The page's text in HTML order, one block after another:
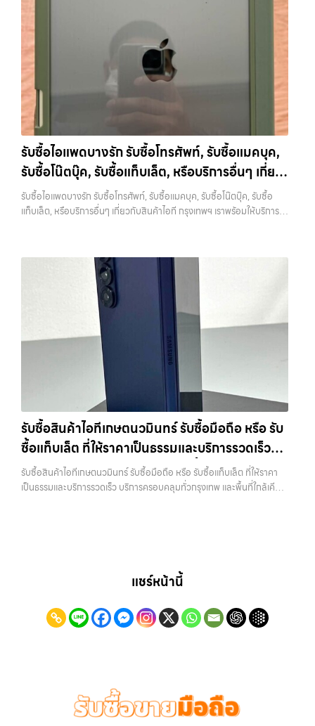
วังหินไม่ว่าคุณจะต้องการ รับซื้อโทรศัพท์, รับซื้อแมคบุค, รับซื้อโน๊ตบุ๊ค, รับ
ซื้อแท็บเล็ต, หรือบริการอื่นๆ เกี่ยวกับสินค้าไอที กรุงเทพฯ – เราพร้อมให้
บริการครบวงจร บริการของเรา เราให้บริการแบบครบวงจรสำหรับลูกค้าที่
ต้องการขายอุปกรณ์ไอที ไม่ว่าจะเป็น:…
เครื่อง ฟรี ปราบปรามความยุ่งยากทั้งหลาย โดยเน้น โปร่งใส มั่นใจได้ และ
จ่ายเงินทันทีเมื่อตกลงซื้อขายสำเร็จ บริการของเราครอบคลุมทั้ง iPhone
สายใหม่-เก่า, Samsung ทุกรุ่น, iPad และแท็บเล็ตทุกแบรนด์ เรารับถึงแม้
จะอยู่ในสภาพใช้งานแล้ว ตกแต่งแล้ว หรือมีรอยบ้าง เพราะมูลค่าของเครื่อง
ไม่ได้ขึ้นอยู่แค่ยี่ห้อ แต่ขึ้นอยู่กับสภาพจริง ความครบชุด และความสะดวกใน
การขายของคุณ เราจึงตั้งใจให้บริการในเขต ลาดพร้าว, รัชดา, บางรัก,
แจ้งวัฒนะ, บางแค, วัชรพล, รามอินทรา, บางนา, บางพลี, เกษตรนวมินทร์,
เสนานิคม, วังหิน อย่างเต็มที่ ไม่ว่าคุณจะค้นหาคำว่า “รับซื้อมือถือใกล้ฉัน”,
“รับซื้อโทรศัพท์มือสองกรุงเทพ”, “ขาย iPad ได้ราคา”, “รับซื้อแท็บเล็ต
กรุงเทพถึงที่”, หรือ “รับซื้อ Samsung มือสอง ราคาสูง” — ที่นี่คือคำตอบ
เพราะบริการของเรามุ่งตรงให้คุณได้รับราคาและความสะดวกสบายที่เหนือ
กว่า เลือกเราแล้วคุณจะได้บริการที่คุณไว้วางใจ พร้อมทีมงานที่พร้อม
อำนวยความสะดวก นัดรับถึงที่ ตรวจสภาพอย่างมืออาชีพ และจ่ายเงินทันที
ทั้งหมดนี้เพื่อให้การขายอุปกรณ์ของคุณเป็นเรื่องง่ายขึ้น ดีกว่า รวดเร็วกว่า
และคุ้มค่ากว่า ทำไมต้องเลือกเรา ผู้เชี่ยวชาญด้านการให้บริการ รับซื้อมือถือ
วัชรพล, รามอินทรา, รวมถึง บางนา, บางพลี, เกษตรนวมินทร์, เสนานิคม,
วังหินไม่ว่าคุณจะต้องการ รับซื้อโทรศัพท์, รับซื้อแมคบุค, รับซื้อโน๊ตบุ๊ค, รับ
ซื้อแท็บเล็ต, หรือบริการอื่นๆ เกี่ยวกับสินค้าไอที กรุงเทพฯ – เราพร้อมให้
บริการครบวงจร บริการของเรา เราให้บริการแบบครบวงจรสำหรับลูกค้าที่
ต้องการขายอุปกรณ์ไอที ไม่ว่าจะเป็น:…
ซื้อมือถือ หรือ รับซื้อแท็บเล็ต บริการครอบคลุมทั่วกรุงเทพ และพื้นที่ใกล้
เคียง รับซื้อสินค้าไอทีกรุงเทพ เรามีบริการ รับซื้อแมคบุค,รับซื้อโน๊ตบุ๊ค,รับ
ซื้อไอโฟน, รับซื้อไอแพด, รับซื้อมือถือ หรือ รับซื้อแท็บเล็ต… รับซื้อสินค้า
ไอทีกรุงเทพ ขายอุปกรณ์ไอทีแล้วอยากได้เงินด่วน? ติดต่อเราเลย! การันตี
ราคาดี รับเงินทันใจ ประสบการณ์เหนือระดับกับการ รับซื้อไอโฟน, รับซื้อไอ
แพด, รับซื้อมือถือ ยินดีต้อนรับสู่ “รับซื้อขายมือถือ.com” เว็บไซต์ที่คุณไว้
วางใจได้ สำหรับบริการ รับซื้อ มือถือ iPhone, Samsung, iPad, แท็บเล็ต
ทุกยี่ห้อ ให้ราคาสูง พร้อมจ่ายเงินทันที ครอบคลุมพื้นที่ ลาดพร้าว, รัชดา,
บางรัก, แจ้งวัฒนะ, บางแค, วัชรพล, รามอินทรา และเขตกรุงเทพฯ ใกล้ “ใกล้
ฉัน” ที่สุด ในยุคที่สมาร์ทโฟน แท็บเล็ต และอุปกรณ์ไอทีใหม่ๆ เปลี่ยนรุ่นกัน
แทบทุกช่วงเวลา อุปกรณ์ที่คุณใช้แล้วอาจกลายเป็นของที่ไม่ได้ใช้งานอยู่
เฉยๆ เว็บไซต์ของเราจึงเกิดขึ้นเพื่อเป็นทางเลือกให้คุณสามารถเปลี่ยน
ซื้อไอแพด, รับซื้อมือถือ, รับซื้อโทรศัพท์, รับซื้อโน๊ตบุ๊ค, รับซื้อแท็บเล็ต, รับ
ซื้อสินค้าไอทีกรุงเทพมหานคร อย่างครบวงจร ไม่ว่าคุณจะอยู่โซนเมืองหรือ
แต่ละชิ้นไม่ใช่แค่เครื่องใช้ไฟฟ้า แต่เป็นทรัพย์สินที่มีมูลค่า คุณอาจต้องการ
เปลี่ยนรุ่น หรือต้องการเงินด่วน เราจึงมอบบริการประเมินสภาพเครื่อง ฟรี
ปราบปรามความยุ่งยากทั้งหลาย โดยเน้น โปร่งใส มั่นใจได้ และจ่ายเงินทันที
เมื่อตกลงซื้อขายสำเร็จ บริการของเราครอบคลุมทั้ง iPhone สายใหม่-เก่า,
Samsung ทุกรุ่น, iPad และแท็บเล็ตทุกแบรนด์ เรารับถึงแม้จะอยู่ในสภาพ
ใช้งานแล้ว ตกแต่งแล้ว หรือมีรอยบ้าง เพราะมูลค่าของเครื่องไม่ได้ขึ้นอยู่แค่
ยี่ห้อ แต่ขึ้นอยู่กับสภาพจริง ความครบชุด และความสะดวกในการขายของ
คุณ เราจึงตั้งใจให้บริการในเขต ลาดพร้าว, รัชดา, บางรัก, แจ้งวัฒนะ,
บางแค, วัชรพล, รามอินทรา, บางนา, บางพลี, เกษตรนวมินทร์, เสนานิคม,
วังหิน อย่างเต็มที่ ไม่ว่าคุณจะค้นหาคำว่า “รับซื้อมือถือใกล้ฉัน”, “รับซื้อ
โทรศัพท์มือสองกรุงเทพ”, “ขาย iPad ได้ราคา”, “รับซื้อแท็บเล็ต กรุงเทพ
ถึงที่”, หรือ “รับซื้อ Samsung มือสอง ราคาสูง” — ที่นี่คือคำตอบ เพราะ
บริการของเรามุ่งตรงให้คุณได้รับราคาและความสะดวกสบายที่เหนือกว่า
เลือกเราแล้วคุณจะได้บริการที่คุณไว้วางใจ พร้อมทีมงานที่พร้อมอำนวย
ความสะดวก นัดรับถึงที่ ตรวจสภาพอย่างมืออาชีพ และจ่ายเงินทันที
ทั้งหมดนี้เพื่อให้การขายอุปกรณ์ของคุณเป็นเรื่องง่ายขึ้น ดีกว่า รวดเร็วกว่า
และคุ้มค่ากว่า ทำไมต้องเลือกเรา ผู้เชี่ยวชาญด้านการให้บริการ รับซื้อมือถือ
ซื้อแท็บเล็ต, หรือบริการอื่นๆ เกี่ยวกับสินค้าไอที กรุงเทพฯ – เราพร้อมให้
บริการครบวงจร บริการของเรา เราให้บริการแบบครบวงจรสำหรับลูกค้าที่
เครื่องใช้งานแล้ว รับซื้อไอแพด…
รับซื้อไอแพดบางรัก รับซื้อโทรศัพท์, รับซื้อแมคบุค,
รับซื้อโน๊ตบุ๊ค, รับซื้อแท็บเล็ต, หรือบริการอื่นๆ เกี่ยว
กับสินค้าไอที กรุงเทพฯ เราพร้อมให้บริการครบวงจร
รับซื้อไอแพดบางรัก รับซื้อโทรศัพท์, รับซื้อแมคบุค, รับซื้อโน๊ตบุ๊ค, รับซื้อ
แท็บเล็ต, หรือบริการอื่นๆ เกี่ยวกับสินค้าไอที กรุงเทพฯ เราพร้อมให้บริการ
บางแค วัชรพล รามอินทรา รับซื้อไอแพดบางรัก — รับซื้อโทรศัพท์, รับซื้อแม
คบุค, รับซื้อโน๊ตบุ๊ค, รับซื้อแท็บเล็ต, หรือบริการอื่นๆ เกี่ยวกับสินค้าไอที
กรุงเทพฯ เราพร้อมให้บริการครบวงจร รับซื้อไอแพดบางรัก รับซื้อโทรศัพท์,
รับซื้อแมคบุค, รับซื้อโน๊ตบุ๊ค, รับซื้อแท็บเล็ต, หรือบริการอื่นๆ เกี่ยวกับสินค้า
ไอที กรุงเทพฯ เราพร้อมให้บริการครบวงจร… รับซื้อไอแพดบางรัก รับซื้อ
iPad และแท็บเล็ตทุกแบรนด์ ทุกสภาพ — ขอขายง่าย ได้เงินเร็ว
ประสบการณ์เหนือระดับกับการ รับซื้อไอโฟน, รับซื้อไอแพด, รับซื้อมือถือ
ยินดีต้อนรับสู่ “รับซื้อขายมือถือ.com” เว็บไซต์ที่คุณไว้วางใจได้ สำหรับ
บริการ รับซื้อ มือถือ iPhone, Samsung, iPad, แท็บเล็ต ทุกยี่ห้อ ให้ราคา
สูง พร้อมจ่ายเงินทันที ครอบคลุมพื้นที่ ลาดพร้าว, รัชดา, บางรัก,
แจ้งวัฒนะ, บางแค, วัชรพล, รามอินทรา และเขตกรุงเทพฯ ใกล้ “ใกล้ ฉัน”
ที่สุด ในยุคที่สมาร์ทโฟน แท็บเล็ต และอุปกรณ์ไอทีใหม่ๆ เปลี่ยนรุ่นกันแทบ
ทุกช่วงเวลา อุปกรณ์ที่คุณใช้แล้วอาจกลายเป็นของที่ไม่ได้ใช้งานอยู่เฉยๆ
เว็บไซต์ของเราจึงเกิดขึ้นเพื่อเป็นทางเลือกให้คุณสามารถเปลี่ยนอุปกรณ์ที่
ไม่ใช้แล้วให้กลายเป็นเงินสดได้ทันที ด้วยบริการ รับซื้อไอโฟน, รับซื้อไอแพด,
รับซื้อมือถือ, รับซื้อโทรศัพท์, รับซื้อโน๊ตบุ๊ค, รับซื้อแท็บเล็ต, รับซื้อสินค้าไอที
กรุงเทพมหานคร อย่างครบวงจร ไม่ว่าคุณจะอยู่โซนเมืองหรือเขตชานเมือง
ซื้อขายสำเร็จ บริการของเราครอบคลุมทั้ง iPhone สายใหม่-เก่า,
ใช้งานแล้ว ตกแต่งแล้ว หรือมีรอยบ้าง เพราะมูลค่าของเครื่องไม่ได้ขึ้นอยู่แค่
ยี่ห้อ แต่ขึ้นอยู่กับสภาพจริง ความครบชุด และความสะดวกในการขายของ
ถึงที่”, หรือ “รับซื้อ Samsung มือสอง ราคาสูง” — ที่นี่คือคำตอบ เพราะ
บริการของเรามุ่งตรงให้คุณได้รับราคาและความสะดวกสบายที่เหนือกว่า
รับซื้อสินค้าไอทีเกษตนวมินทร์ รับซื้อมือถือ หรือ รับ
ซื้อแท็บเล็ต ที่ให้ราคาเป็นธรรมและบริการรวดเร็ว
บริการครอบคลุมทั่วกรุงเทพ และพื้นที่ใกล้เคียง
รับซื้อสินค้าไอทีเกษตนวมินทร์ รับซื้อมือถือ หรือ รับซื้อแท็บเล็ต ที่ให้ราคา
เป็นธรรมและบริการรวดเร็ว บริการครอบคลุมทั่วกรุงเทพ และพื้นที่ใกล้เคียง
รับซื้อแท็บเล็ต ที่ให้ราคาเป็นธรรมและบริการรวดเร็ว บริการครอบคลุมทั่ว
กรุงเทพ และพื้นที่ใกล้เคียง รับซื้อ… รับซื้อสินค้าไอทีเกษตนวมินทร์ รับซื้อ
iPhone ทุกรุ่น ให้ราคาสูง พร้อมจ่ายเงินทันที ประสบการณ์เหนือระดับกับ
การ รับซื้อไอโฟน, รับซื้อไอแพด, รับซื้อมือถือ ยินดีต้อนรับสู่ “รับซื้อขายมือ
แท็บเล็ต และอุปกรณ์ไอทีใหม่ๆ เปลี่ยนรุ่นกันแทบทุกช่วงเวลา อุปกรณ์ที่คุณ
ใช้แล้วอาจกลายเป็นของที่ไม่ได้ใช้งานอยู่เฉยๆ เว็บไซต์ของเราจึงเกิดขึ้นเพื่อ
แชร์หน้านี้